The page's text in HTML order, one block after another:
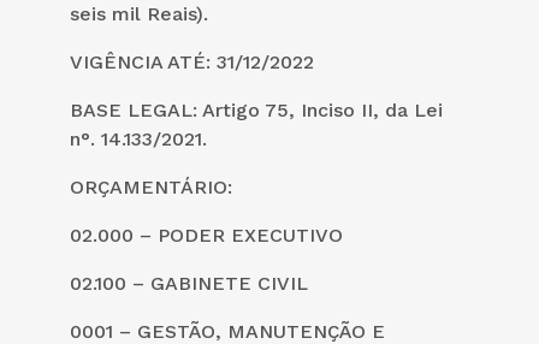
seis mil Reais).
VIGÊNCIA ATÉ: 31/12/2022
BASE LEGAL: Artigo 75, Inciso II, da Lei
n°. 14.133/2021.
ORÇAMENTÁRIO:
02.000 – PODER EXECUTIVO
02.100 – GABINETE CIVIL
0001 – GESTÃO, MANUTENÇÃO E